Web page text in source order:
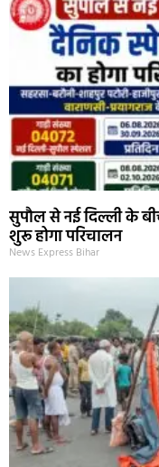
सुपौल से नई दिल्ली के
शुरू होगा परिचालन
News Express Bihar